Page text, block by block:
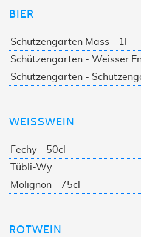
BIER
Schützengarten Mass - 1l
Schützengarten - Weisser
Schützengarten -
WEISSWEIN
Fechy - 50cl
Tübli-Wy
Molignon - 75cl
ROTWEIN